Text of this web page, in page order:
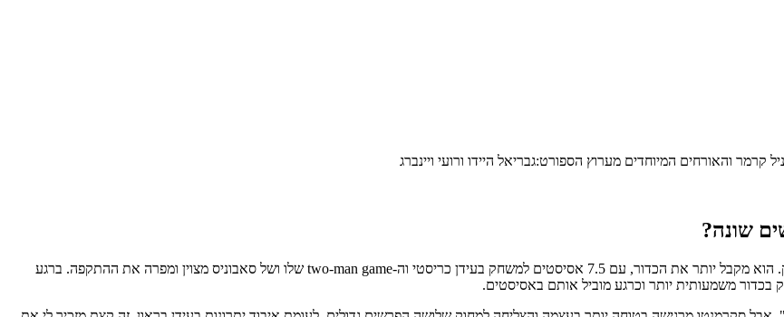
והאורחים המיוחדים מערוץ הספורט:גבריאל היידו ורועי ויינברג
שונה?
השינוי הגדול ביותר אצל הקינגס, מקצועית, נמצא אצל מאליק מונק. הוא מקבל יותר את הכדור, עם 7.5 אסיסטים למשחק בעידן כריסטי וה-two-man game שלו ושל סאבוניס מצוין ומפרה את ההתקפה. ברגע
בכדור משמעותית יותר וכרגע מוביל אותם באסיסטים.